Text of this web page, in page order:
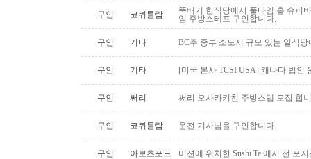
구인 코퀴틀람
뚝배기 한식당에서 풀타임 홀 슈퍼
임 주방스테프 구인합니다.
구인 기타 BC주 중부 소도시 규모 있는 일식
구인 기타 [미국 본사 TCSI USA] 캐나다 법인
구인 써리 써리 오사카키친 주방스텝 모집 합
구인 코퀴틀람 운전 기사님을 구인합니다.
구인 아보츠포드 미션에 위치한 Sushi Te 에서 전 포